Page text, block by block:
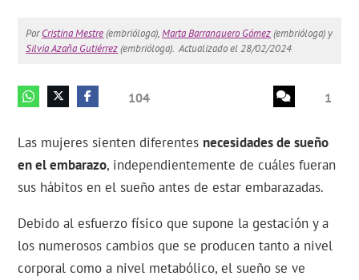
PorCristina Mestre(embrióloga),Marta Barranquero Gómez(embrióloga) y
Silvia Azaña Gutiérrez(embrióloga). Actualizado el 28/02/2024
104 1
Las mujeres sienten diferentes necesidades de sueño
en el embarazo, independientemente de cuáles fueran
sus hábitos en el sueño antes de estar embarazadas.
Debido al esfuerzo físico que supone la gestación y a
los numerosos cambios que se producen tanto a nivel
corporal como a nivel metabólico, el sueño se ve